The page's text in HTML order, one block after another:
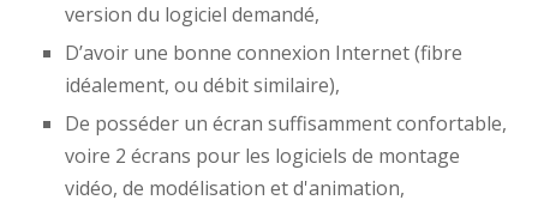
version du logiciel demandé,
D’avoir une bonne connexion Internet (fibre
idéalement, ou débit similaire),
De posséder un écran suffisamment confortable,
voire 2 écrans pour les logiciels de montage
vidéo, de modélisation et d'animation,